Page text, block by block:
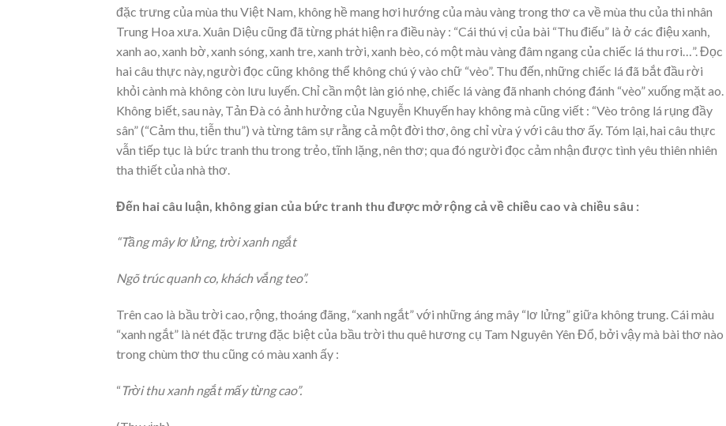
đặc trưng của mùa thu Việt Nam, không hề mang hơi hướng của màu vàng trong thơ ca về mùa thu của thi nhân
Trung Hoa xưa. Xuân Diệu cũng đã từng phát hiện ra điều này : “Cái thú vị của bài “Thu điếu” là ở các điệu xanh,
xanh ao, xanh bờ, xanh sóng, xanh tre, xanh trời, xanh bèo, có một màu vàng đâm ngang của chiếc lá thu rơi…”. Đọc
hai câu thực này, người đọc cũng không thể không chú ý vào chữ “vèo”. Thu đến, những chiếc lá đã bắt đầu rời
khỏi cành mà không còn lưu luyến. Chỉ cần một làn gió nhẹ, chiếc lá vàng đã nhanh chóng đánh “vèo” xuống mặt ao.
Không biết, sau này, Tản Đà có ảnh hưởng của Nguyễn Khuyến hay không mà cũng viết : “Vèo trông lá rụng đầy
sân” (“Cảm thu, tiễn thu”) và từng tâm sự rằng cả một đời thơ, ông chỉ vừa ý với câu thơ ấy. Tóm lại, hai câu thực
vẫn tiếp tục là bức tranh thu trong trẻo, tĩnh lặng, nên thơ; qua đó người đọc cảm nhận được tình yêu thiên nhiên
tha thiết của nhà thơ.
Đến hai câu luận, không gian của bức tranh thu được mở rộng cả về chiều cao và chiều sâu :
“Tầng mây lơ lửng, trời xanh ngắt
Ngõ trúc quanh co, khách vắng teo”.
Trên cao là bầu trời cao, rộng, thoáng đãng, “xanh ngắt” với những áng mây “lơ lửng” giữa không trung. Cái màu
“xanh ngắt” là nét đặc trưng đặc biệt của bầu trời thu quê hương cụ Tam Nguyên Yên Đổ, bởi vậy mà bài thơ nào
trong chùm thơ thu cũng có màu xanh ấy :
“Trời thu xanh ngắt mấy từng cao”.